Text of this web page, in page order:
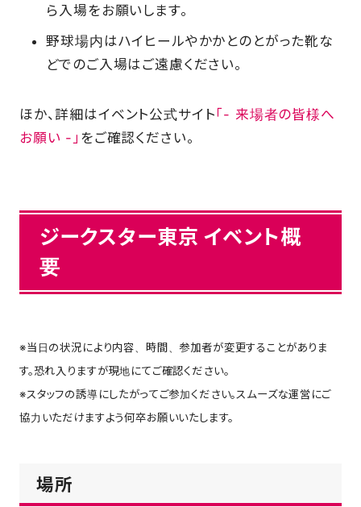
ら入場をお願いします。
野球場内はハイヒールやかかとのとがった靴な
どでのご入場はご遠慮ください。
ほか、詳細はイベント公式サイト「- 来場者の皆様へ
お願い -」 をご確認ください。
ジークスター東京 イベント概
要
※当日の状況により内容、時間、参加者が変更することがありま
す。恐れ入りますが現地にてご確認ください。
※スタッフの誘導にしたがってご参加ください。スムーズな運営にご
協力いただけますよう何卒お願いいたします。
場所